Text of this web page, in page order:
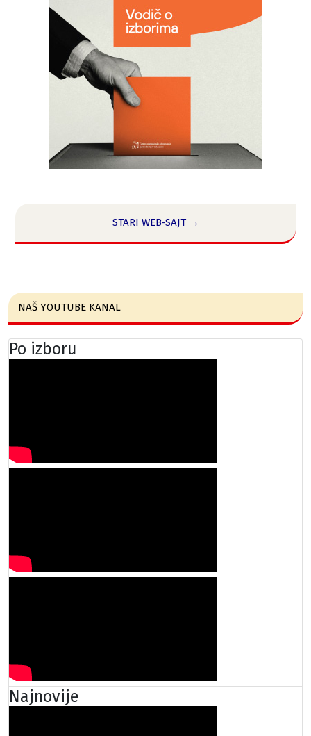
STARI WEB-SAJT →
NAŠ YOUTUBE KANAL
Po izboru
Najnovije